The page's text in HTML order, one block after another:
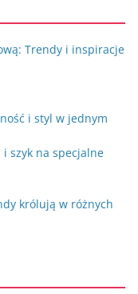
Trendy i inspiracje
i styl w jednym
szyk na specjalne
królują w różnych